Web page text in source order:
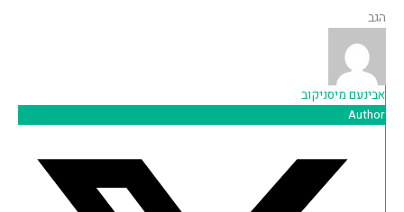
הגב
אבינעם מיסניקוב
Author